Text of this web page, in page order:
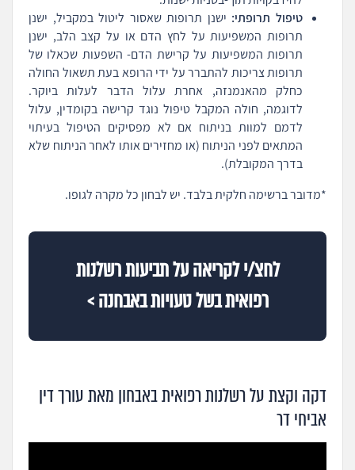
טיפול תרופתי: ישנן תרופות שאסור ליטול במקביל, ישנן
תרופות המשפיעות על לחץ הדם או על קצב הלב, ישנן
תרופות המשפיעות על קרישת הדם- השפעות שכאלו של
תרופות צריכות להתברר על ידי הרופא בעת תשאול החולה
כחלק מהאנמנזה, אחרת עלול הדבר לעלות ביוקר.
לדוגמה, חולה המקבל טיפול נוגד קרישה בקומדין, עלול
לדמם למוות בניתוח אם לא מפסיקים הטיפול בעיתוי
המתאים לפני הניתוח (או מחזירים אותו לאחר הניתוח שלא
בדרך המקובלת).
*מדובר ברשימה חלקית בלבד. יש לבחון כל מקרה לגופו.
לחצ/י לקריאה על תביעות רשלנות
רפואית בשל טעויות באבחנה >
דקה וקצת על רשלנות רפואית באבחון מאת עורך דין
אביחי דר